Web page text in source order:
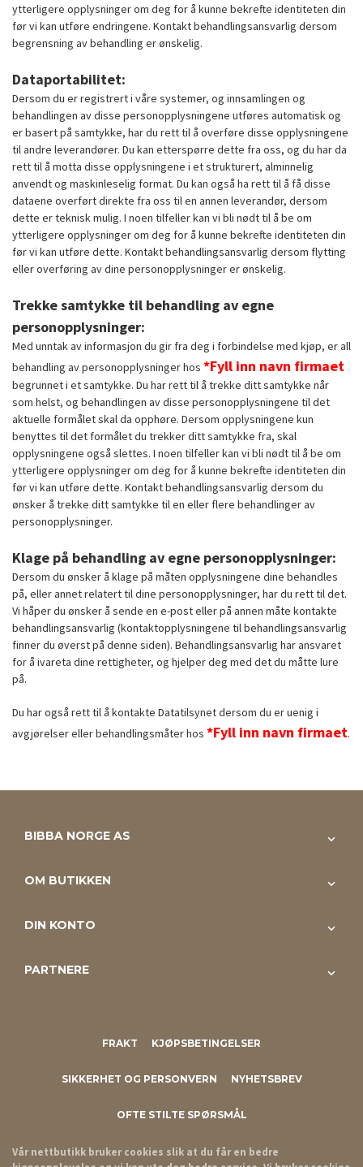
ytterligere opplysninger om deg for å kunne bekrefte identiteten din
før vi kan utføre endringene. Kontakt behandlingsansvarlig dersom
begrensning av behandling er ønskelig.
Dataportabilitet:
Dersom du er registrert i våre systemer, og innsamlingen og
behandlingen av disse personopplysningene utføres automatisk og
er basert på samtykke, har du rett til å overføre disse opplysningene
til andre leverandører. Du kan etterspørre dette fra oss, og du har da
rett til å motta disse opplysningene i et strukturert, alminnelig
anvendt og maskinleselig format. Du kan også ha rett til å få disse
dataene overført direkte fra oss til en annen leverandør, dersom
dette er teknisk mulig. I noen tilfeller kan vi bli nødt til å be om
ytterligere opplysninger om deg for å kunne bekrefte identiteten din
før vi kan utføre dette. Kontakt behandlingsansvarlig dersom flytting
eller overføring av dine personopplysninger er ønskelig.
Trekke samtykke til behandling av egne
personopplysninger:
Med unntak av informasjon du gir fra deg i forbindelse med kjøp, er all
behandling av personopplysninger hos *Fyll inn navn firmaet
begrunnet i et samtykke. Du har rett til å trekke ditt samtykke når
som helst, og behandlingen av disse personopplysningene til det
aktuelle formålet skal da opphøre. Dersom opplysningene kun
benyttes til det formålet du trekker ditt samtykke fra, skal
opplysningene også slettes. I noen tilfeller kan vi bli nødt til å be om
ytterligere opplysninger om deg for å kunne bekrefte identiteten din
før vi kan utføre dette. Kontakt behandlingsansvarlig dersom du
ønsker å trekke ditt samtykke til en eller flere behandlinger av
personopplysninger.
Klage på behandling av egne personopplysninger:
Dersom du ønsker å klage på måten opplysningene dine behandles
på, eller annet relatert til dine personopplysninger, har du rett til det.
Vi håper du ønsker å sende en e-post eller på annen måte kontakte
behandlingsansvarlig (kontaktopplysningene til behandlingsansvarlig
finner du øverst på denne siden). Behandlingsansvarlig har ansvaret
for å ivareta dine rettigheter, og hjelper deg med det du måtte lure
på.
Du har også rett til å kontakte Datatilsynet dersom du er uenig i
avgjørelser eller behandlingsmåter hos *Fyll inn navn firmaet.
BIBBA NORGE AS
OM BUTIKKEN
DIN KONTO
PARTNERE
FRAKT KJØPSBETINGELSER
SIKKERHET OG PERSONVERN NYHETSBREV
OFTE STILTE SPØRSMÅL
Vår nettbutikk bruker cookies slik at du får en bedre